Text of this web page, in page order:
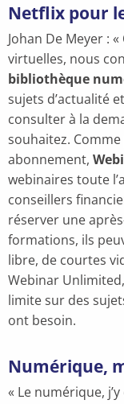
Netflix pour
Johan De Meyer :
virtuelles, nous
bibliothèque
sujets d’actualité
consulter à la
souhaitez.
abonnement,
webinaires toute
conseillers
réserver une
formations, ils
libre, de courtes
Webinar
limite sur des
ont besoin.
Numérique,
« Le numérique,